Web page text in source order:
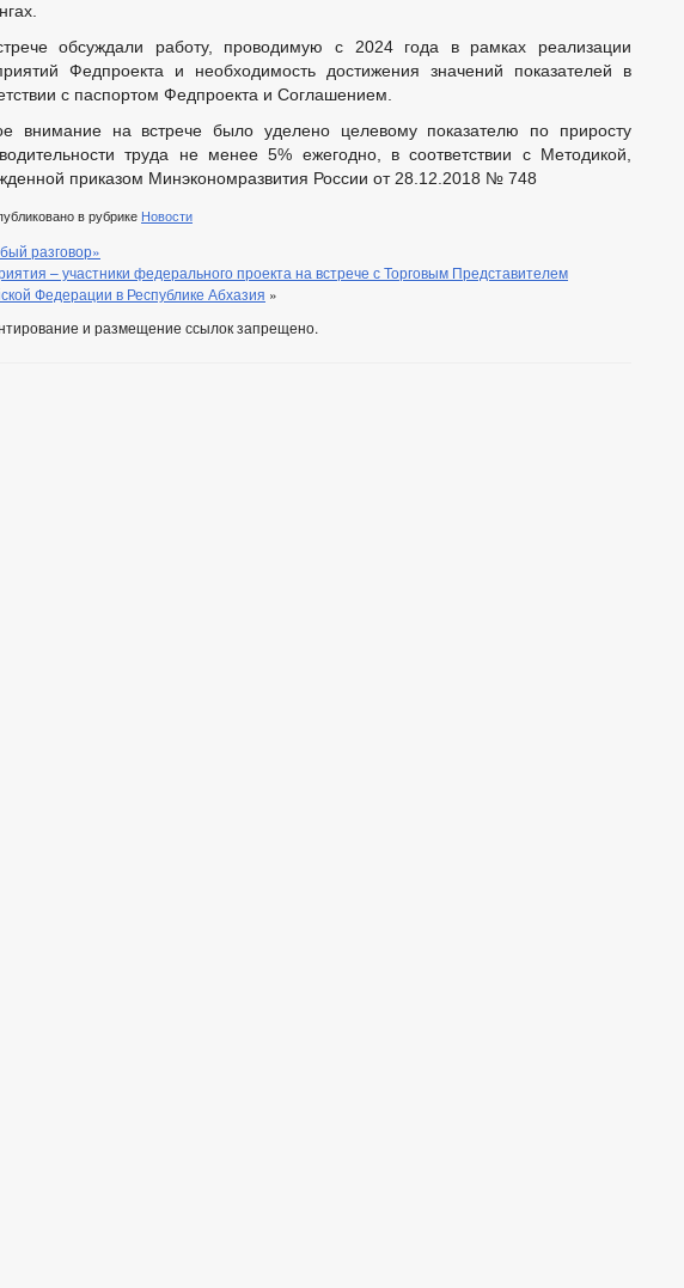
обсуждали работу, проводимую с 2024 года в рамках реализации
Федпроекта и необходимость достижения значений показателей в
с паспортом Федпроекта и Соглашением.
внимание на встрече было уделено целевому показателю по приросту
труда не менее 5% ежегодно, в соответствии с Методикой,
приказом Минэкономразвития России от 28.12.2018 № 748
в рубрике Новости
разговор»
– участники федерального проекта на встрече с Торговым Представителем
Федерации в Республике Абхазия »
и размещение ссылок запрещено.